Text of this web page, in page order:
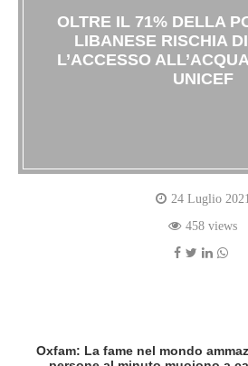
OLTRE IL 71% DELLA
LIBANESE RISCHIA
L’ACCESSO
UNICEF
24 Luglio
458 views
Oxfam: La fame nel mondo